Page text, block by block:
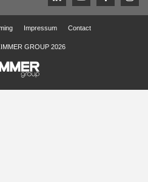
Impressum Contact
GROUP 2026